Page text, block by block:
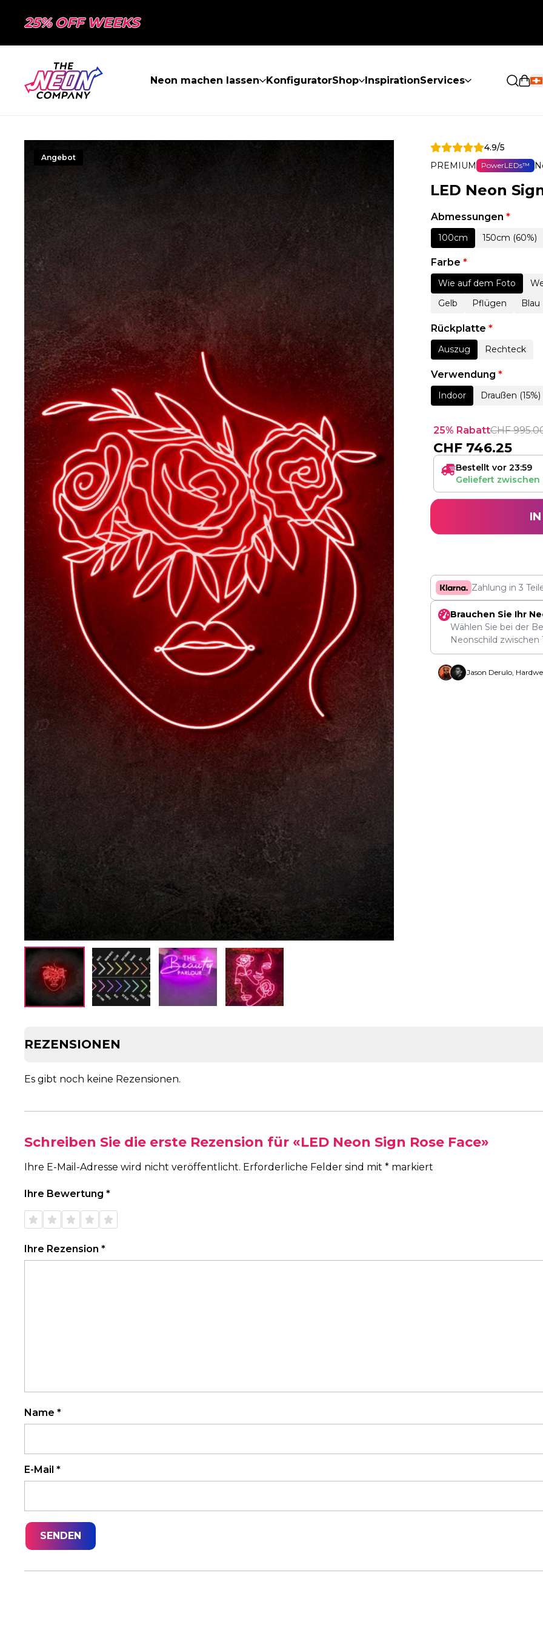
25% OFF WEEKS
Neon machen lassen KonfiguratorShop InspirationServices
Angebot
4.9/5
PREMIUM
PowerLEDs™
LED Neon
Abmessungen *
100cm 150cm (60%)
Farbe *
Wie auf dem Foto
Gelb
Pflügen Blau
Rückplatte *
Auszug Rechteck
Verwendung *
Indoor Draußen (15%)
25% RabattCHF
CHF746.25
Bestellt vor 23:59
Geliefert zwischen
Zahlung in 3
Brauchen Sie Ihr
Wählen Sie bei der
Neonschild zwischen
Jason Derulo,
REZENSIONEN
Es gibt noch keine Rezensionen.
Schreiben Sie die erste Rezension für «LED Neon Sign Rose Face»
Ihre E-Mail-Adresse wird nicht veröffentlicht. Erforderliche Felder sind mit * markiert
Ihre Bewertung *
1 von
5 Sternen
2 von
5 Sternen
3 von
5 Sternen
4 von
5 Sternen
5 von
5 Sternen
Ihre Rezension *
Name *
E-Mail *